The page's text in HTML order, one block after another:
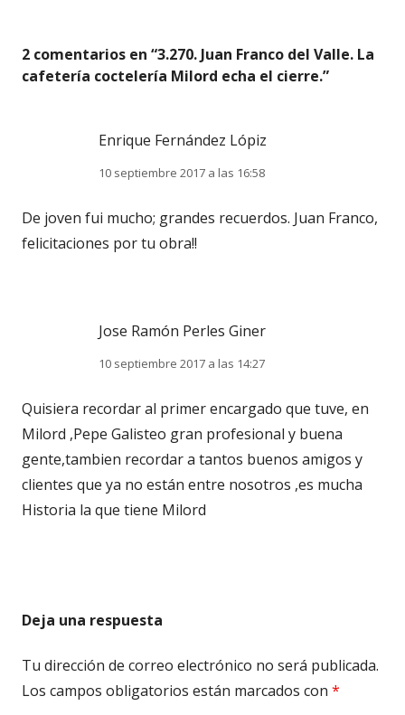
2 comentarios en “3.270. Juan Franco del Valle. La
cafetería coctelería Milord echa el cierre.”
Enrique Fernández Lópiz
10 septiembre 2017 a las 16:58
De joven fui mucho; grandes recuerdos. Juan Franco,
felicitaciones por tu obra!!
Jose Ramón Perles Giner
10 septiembre 2017 a las 14:27
Quisiera recordar al primer encargado que tuve, en
Milord ,Pepe Galisteo gran profesional y buena
gente,tambien recordar a tantos buenos amigos y
clientes que ya no están entre nosotros ,es mucha
Historia la que tiene Milord
Deja una respuesta
Tu dirección de correo electrónico no será publicada.
Los campos obligatorios están marcados con *